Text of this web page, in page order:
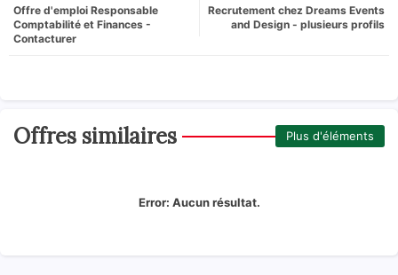
Recrutement chez Dreams Events
and Design - plusieurs profils
Offre d'emploi Responsable
Comptabilité et Finances -
Contacturer
Offres similaires Plus d'éléments
Error: Aucun résultat.